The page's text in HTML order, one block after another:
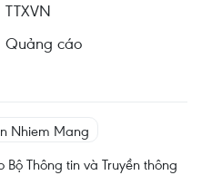
TTXVN
Quảng cáo
Bộ Thông tin và Truyền thông